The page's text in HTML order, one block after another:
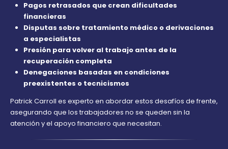
Pagos retrasados que crean dificultades
financieras
Disputas sobre tratamiento médico o derivaciones
a especialistas
Presión para volver al trabajo antes de la
recuperación completa
Denegaciones basadas en condiciones
preexistentes o tecnicismos
Patrick Carroll es experto en abordar estos desafíos de frente,
asegurando que los trabajadores no se queden sin la
atención y el apoyo financiero que necesitan.